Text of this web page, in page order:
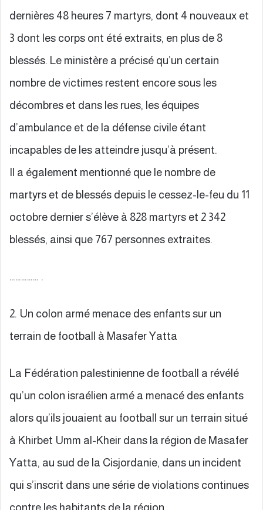
dernières 48 heures 7 martyrs, dont 4 nouveaux et
3 dont les corps ont été extraits, en plus de 8
blessés. Le ministère a précisé qu’un certain
nombre de victimes restent encore sous les
décombres et dans les rues, les équipes
d’ambulance et de la défense civile étant
incapables de les atteindre jusqu’à présent.
Il a également mentionné que le nombre de
martyrs et de blessés depuis le cessez-le-feu du 11
octobre dernier s’élève à 828 martyrs et 2 342
blessés, ainsi que 767 personnes extraites.
…………… .
2. Un colon armé menace des enfants sur un
terrain de football à Masafer Yatta
La Fédération palestinienne de football a révélé
qu’un colon israélien armé a menacé des enfants
alors qu’ils jouaient au football sur un terrain situé
à Khirbet Umm al-Kheir dans la région de Masafer
Yatta, au sud de la Cisjordanie, dans un incident
qui s’inscrit dans une série de violations continues
contre les habitants de la région.